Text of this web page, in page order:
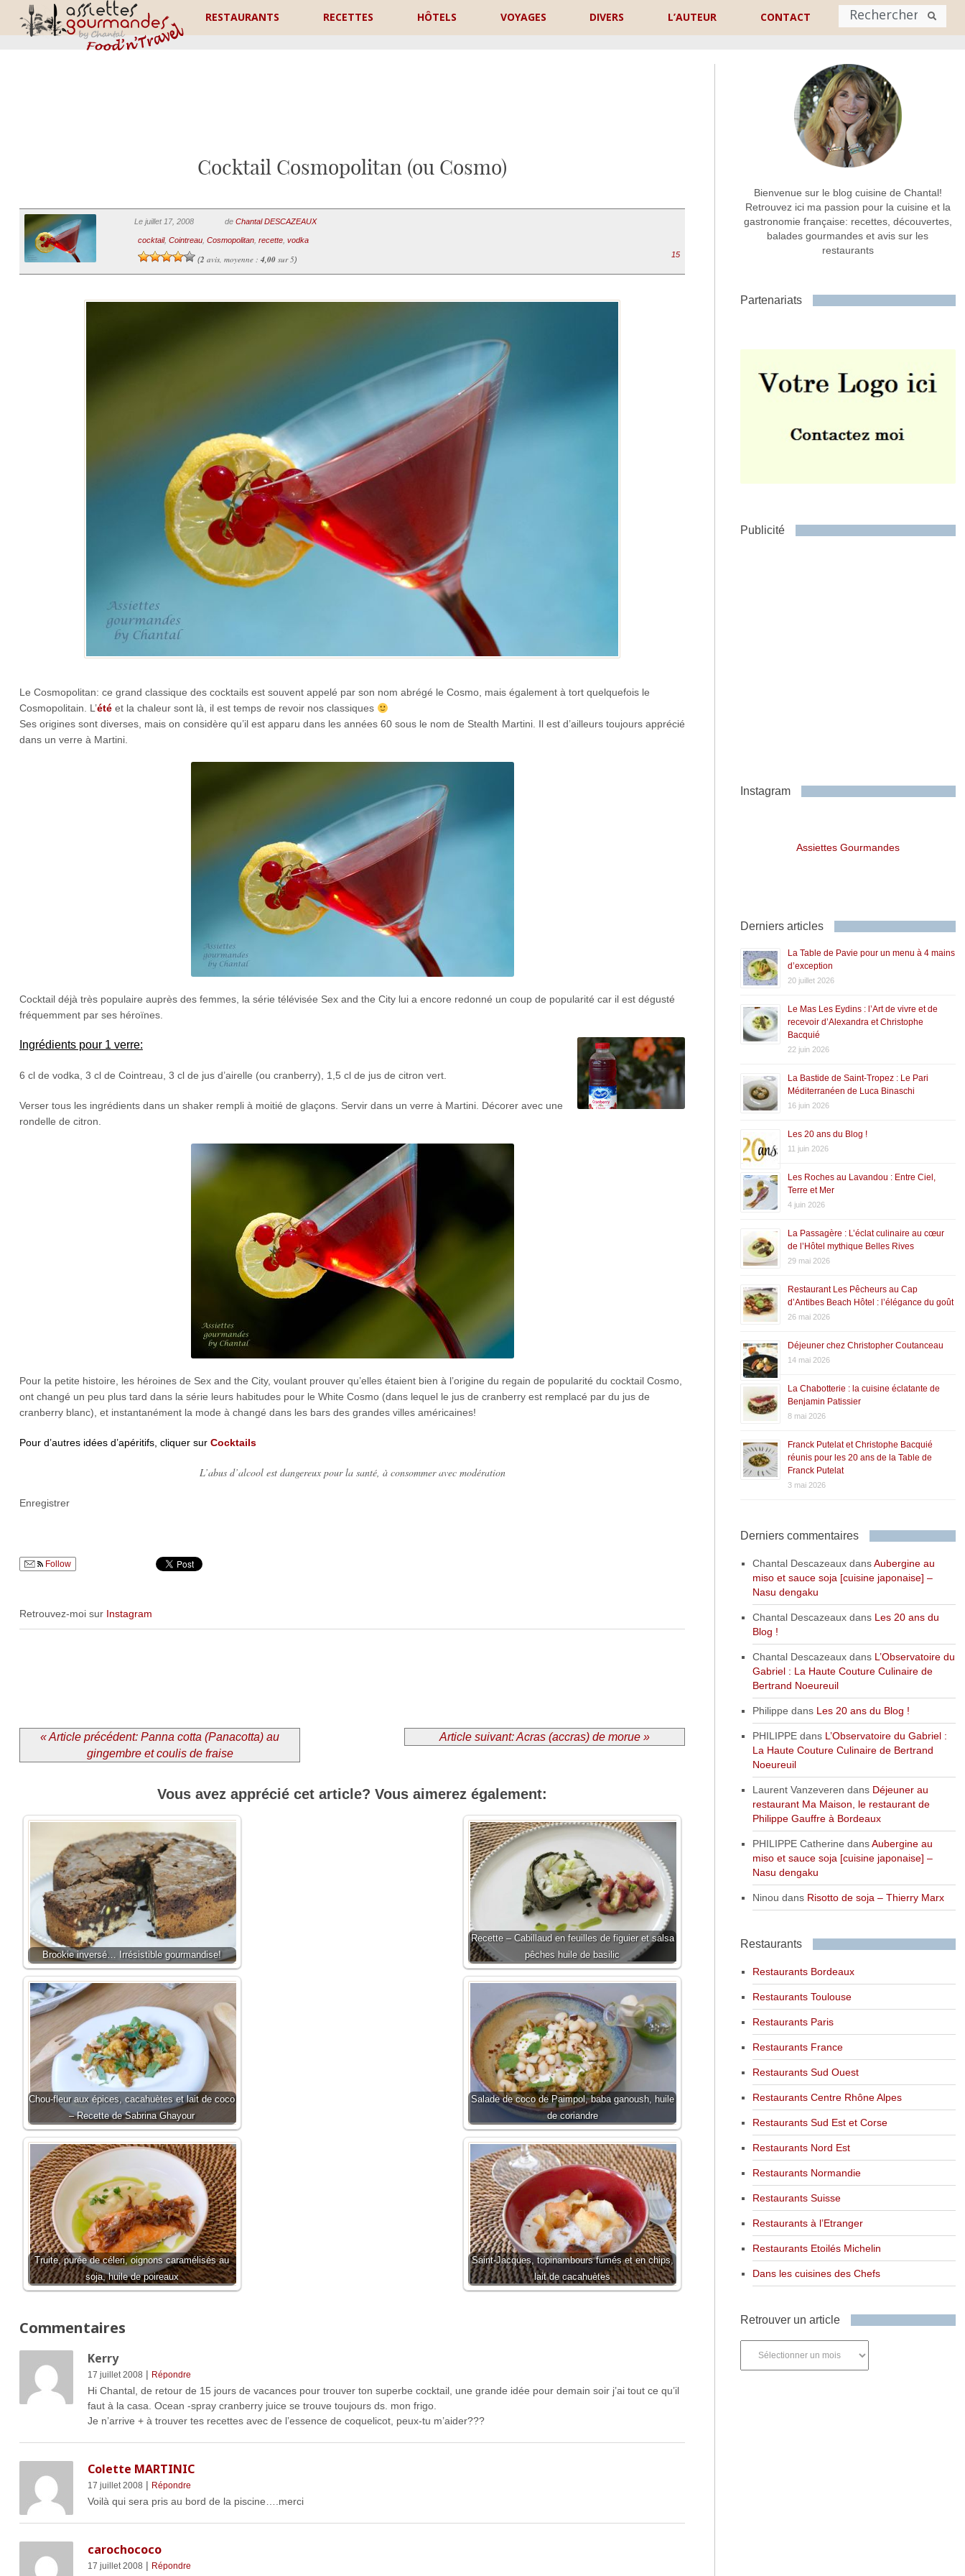
RESTAURANTS RECETTES HÔTELS VOYAGES DIVERS L’AUTEUR CONTACT
Nom
Commentaire ou message *
Cocktail Cosmopolitan (ou Cosmo)
Le juillet 17, 2008 de Chantal DESCAZEAUX
cocktail, Cointreau, Cosmopolitan, recette, vodka
(2 avis, moyenne : 4,00sur 5)
15
Le Cosmopolitan: ce grand classique des cocktails est souvent appelé par son nom abrégé le Cosmo, mais également à tort quelquefois le
Cosmopolitain. L’étéet la chaleur sont là, il est temps de revoir nos classiques
Ses origines sont diverses, mais on considère qu’il est apparu dans les années 60 sous le nom de Stealth Martini. Il est d’ailleurs toujours apprécié
dans un verre à Martini.
Cocktail déjà très populaire auprès des femmes, la série télévisée Sex and the City lui a encore redonné un coup de popularité car il est dégusté
fréquemment par ses héroïnes.
Ingrédients pour 1 verre:
6 cl de vodka, 3 cl de Cointreau, 3 cl de jus d’airelle (ou cranberry), 1,5 cl de jus de citron vert.
Verser tous les ingrédients dans un shaker rempli à moitié de glaçons. Servir dans un verre à Martini. Décorer avec une
rondelle de citron.
Pour la petite histoire, les héroines de Sex and the City, voulant prouver qu’elles étaient bien à l’origine du regain de popularité du cocktail Cosmo,
ont changé un peu plus tard dans la série leurs habitudes pour le White Cosmo (dans lequel le jus de cranberry est remplacé par du jus de
cranberry blanc), et instantanément la mode à changé dans les bars des grandes villes américaines!
Pour d’autres idées d’apéritifs, cliquer sur Cocktails
L’abus d’alcool est dangereux pour la santé, à consommer avec modération
Enregistrer
Follow
Retrouvez-moi sur Instagram
« Article précédent: Panna cotta (Panacotta) au
gingembre et coulis de fraise
Article suivant: Acras (accras) de morue »
Vous avez apprécié cet article? Vous aimerez également:
Brookie inversé… Irrésistible gourmandise!
Recette – Cabillaud en feuilles de figuier et salsa
pêches huile de basilic
Chou-fleur aux épices, cacahuètes et lait de coco
– Recette de Sabrina Ghayour
Salade de coco de Paimpol, baba ganoush, huile
de coriandre
Truite, purée de céleri, oignons caramélisés au
soja, huile de poireaux
Saint-Jacques, topinambours fumés et en chips,
lait de cacahuètes
Commentaires
Kerry
17 juillet 2008 | Répondre
Hi Chantal, de retour de 15 jours de vacances pour trouver ton superbe cocktail, une grande idée pour demain soir j’ai tout ce qu’il
faut à la casa. Ocean -spray cranberry juice se trouve toujours ds. mon frigo.
Je n’arrive + à trouver tes recettes avec de l’essence de coquelicot, peux-tu m’aider???
Colette MARTINIC
17 juillet 2008 | Répondre
Voilà qui sera pris au bord de la piscine….merci
carochococo
17 juillet 2008 | Répondre
Bienvenue sur le blog cuisine de Chantal!
Retrouvez ici ma passion pour la cuisine et la
gastronomie française: recettes, découvertes,
balades gourmandes et avis sur les
restaurants
Partenariats
Publicité
Instagram
Assiettes Gourmandes
Derniers articles
La Table de Pavie pour un menu à 4 mains
d’exception
20 juillet 2026
Le Mas Les Eydins : l’Art de vivre et de
recevoir d’Alexandra et Christophe
Bacquié
22 juin 2026
La Bastide de Saint-Tropez : Le Pari
Méditerranéen de Luca Binaschi
16 juin 2026
Les 20 ans du Blog !
11 juin 2026
Les Roches au Lavandou : Entre Ciel,
Terre et Mer
4 juin 2026
La Passagère : L’éclat culinaire au cœur
de l’Hôtel mythique Belles Rives
29 mai 2026
Restaurant Les Pêcheurs au Cap
d’Antibes Beach Hôtel : l’élégance du goût
26 mai 2026
Déjeuner chez Christopher Coutanceau
14 mai 2026
La Chabotterie : la cuisine éclatante de
Benjamin Patissier
8 mai 2026
Franck Putelat et Christophe Bacquié
réunis pour les 20 ans de la Table de
Franck Putelat
3 mai 2026
Derniers commentaires
Chantal DescazeauxdansAubergine au
miso et sauce soja [cuisine japonaise] –
Nasu dengaku
Chantal Descazeauxdans Les 20 ans du
Blog !
Chantal Descazeauxdans L’Observatoire du
Gabriel : La Haute Couture Culinaire de
Bertrand Noeureuil
Philippe dans Les 20 ans du Blog !
PHILIPPEdans L’Observatoire du Gabriel :
La Haute Couture Culinaire de Bertrand
Noeureuil
Laurent Vanzeveren dans Déjeuner au
restaurant Ma Maison, le restaurant de
Philippe Gauffre à Bordeaux
PHILIPPE Catherine dansAubergine au
miso et sauce soja [cuisine japonaise] –
Nasu dengaku
Ninou dans Risotto de soja – Thierry Marx
Restaurants
Restaurants Bordeaux
Restaurants Toulouse
Restaurants Paris
Restaurants France
Restaurants Sud Ouest
Restaurants Centre Rhône Alpes
Restaurants Sud Est et Corse
Restaurants Nord Est
Restaurants Normandie
Restaurants Suisse
Restaurants à l’Etranger
Restaurants Etoilés Michelin
Dans les cuisines des Chefs
Retrouver un article